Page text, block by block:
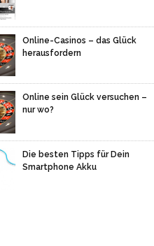
Online-Casinos – das Glück
herausfordern
Online sein Glück versuchen –
nur wo?
Die besten Tipps für Dein
Smartphone Akku